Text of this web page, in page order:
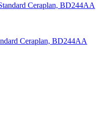
Ceraplan, BD244AA